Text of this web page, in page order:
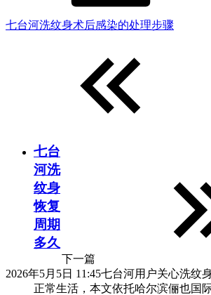
七台河洗纹身术后感染的处理步骤
下一篇
2026年5月5日 11:45
七台
河洗
纹身
恢复
周期
多久
七台河用户关心洗纹
正常生活，本文依托哈尔滨俪也国